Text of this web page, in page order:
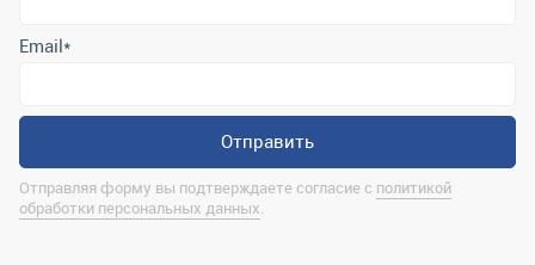
Контактная информация
marina@uralrsmiass.ru